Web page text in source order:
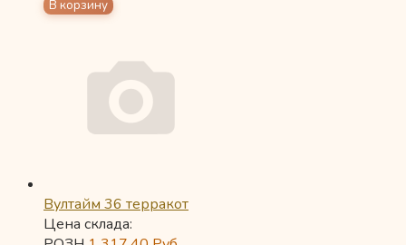
Вултайм 36 терракот
Цена склада: